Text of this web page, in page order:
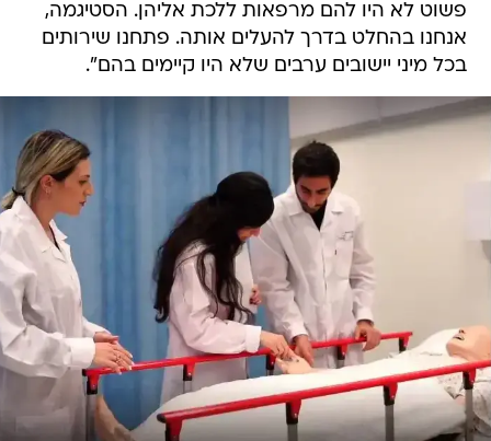
פשוט לא היו להם מרפאות ללכת אליהן. הסטיגמה,
אנחנו בהחלט בדרך להעלים אותה. פתחנו שירותים
בכל מיני יישובים ערבים שלא היו קיימים בהם".